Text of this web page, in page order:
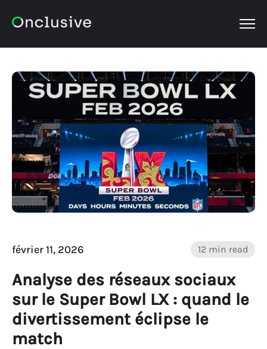
février 11, 2026 12 min read
Analyse des réseaux sociaux
sur le Super Bowl LX : quand le
divertissement éclipse le
match